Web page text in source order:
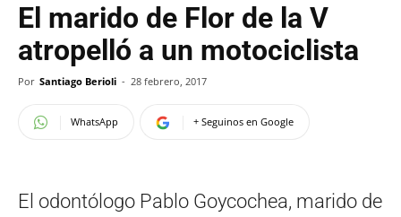
El marido de Flor de la V
atropelló a un motociclista
Por Santiago Berioli - 28 febrero, 2017
WhatsApp + Seguinos en Google
El odontólogo Pablo Goycochea, marido de